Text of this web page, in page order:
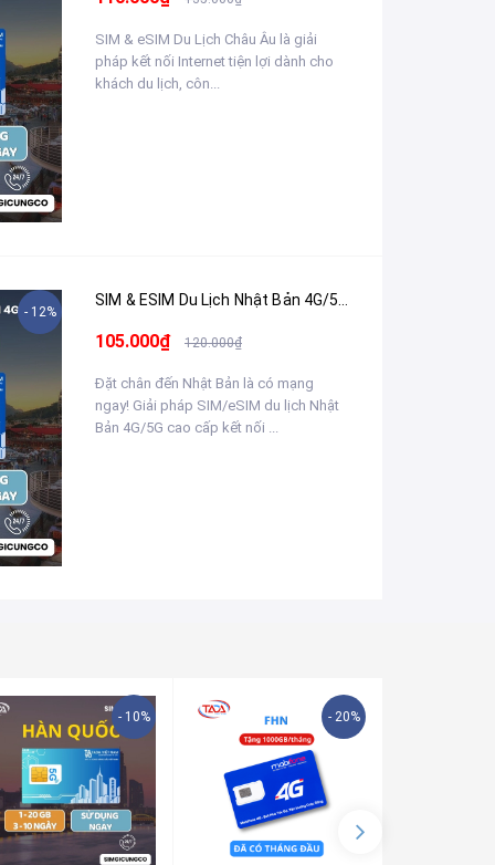
SIM & eSIM Du Lịch Châu Âu là giải
pháp kết nối Internet tiện lợi dành cho
khách du lịch, côn...
- 12%
SIM & ESIM Du Lịch Nhật Bản 4G/5G - Nhận Tại Việt Nam
105.000₫ 120.000₫
Đặt chân đến Nhật Bản là có mạng
ngay! Giải pháp SIM/eSIM du lịch Nhật
Bản 4G/5G cao cấp kết nối ...
- 10% - 20%